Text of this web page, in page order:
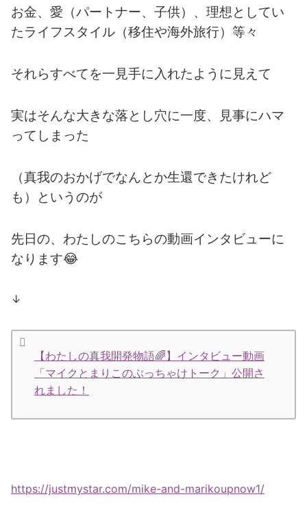
お金、愛（パートナー、子供）、理想としてい
たライフスタイル（移住や海外旅行）等々
それらすべてを一見手に入れたように見えて
実はそんな大きな落とし穴に一度、見事にハマ
ってしまった
（真我のおかげでなんとか生還できたけれど
も）というのが
先日の、わたしのこちらの動画インタビューに
なります😂
↓
【わたしの真我開発物語🌈】インタビュー動画
「マイクとまりこのぶっちゃけトーク」公開さ
れました！
https://justmystar.com/mike-and-marikoupnow1/